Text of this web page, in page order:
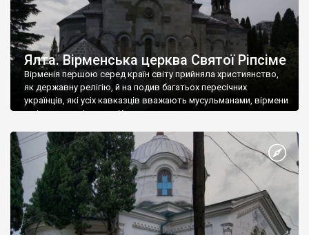
Ялта. Вірменська церква Святої Ріпсіме
Вірменія першою серед країн світу прийняла християнство,
як державну релігію, й на подив багатьох пересічних
українців, які усіх кавказців вважають мусульманами, вірмени
є відданими вірянами Христа